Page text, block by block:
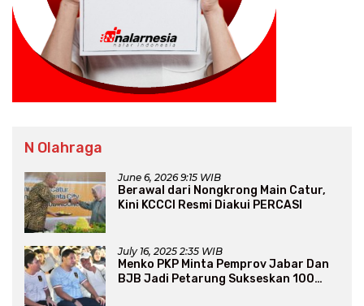
N Olahraga
June 6, 2026 9:15 WIB
Berawal dari Nongkrong Main Catur,
Kini KCCCI Resmi Diakui PERCASI
July 16, 2025 2:35 WIB
Menko PKP Minta Pemprov Jabar Dan
BJB Jadi Petarung Sukseskan 100